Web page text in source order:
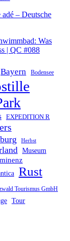
– Deutsche
Was
| QC #088
Bayern Bodensee
EXPEDITION R
Herbst
Museum
Rust
Tourismus GmbH
Tour